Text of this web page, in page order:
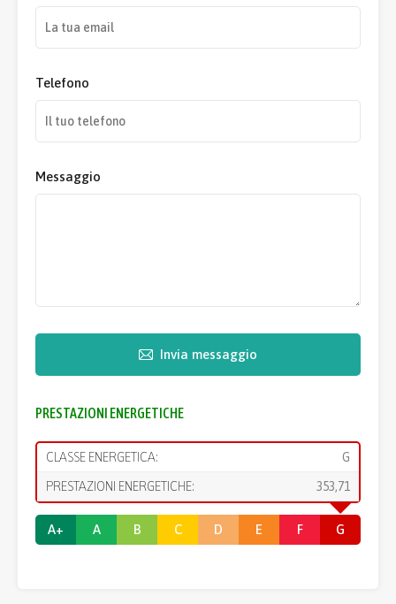
Telefono
Messaggio
Invia messaggio
PRESTAZIONI ENERGETICHE
CLASSE ENERGETICA: G
PRESTAZIONI ENERGETICHE: 353,71
A+ A B C D E F G